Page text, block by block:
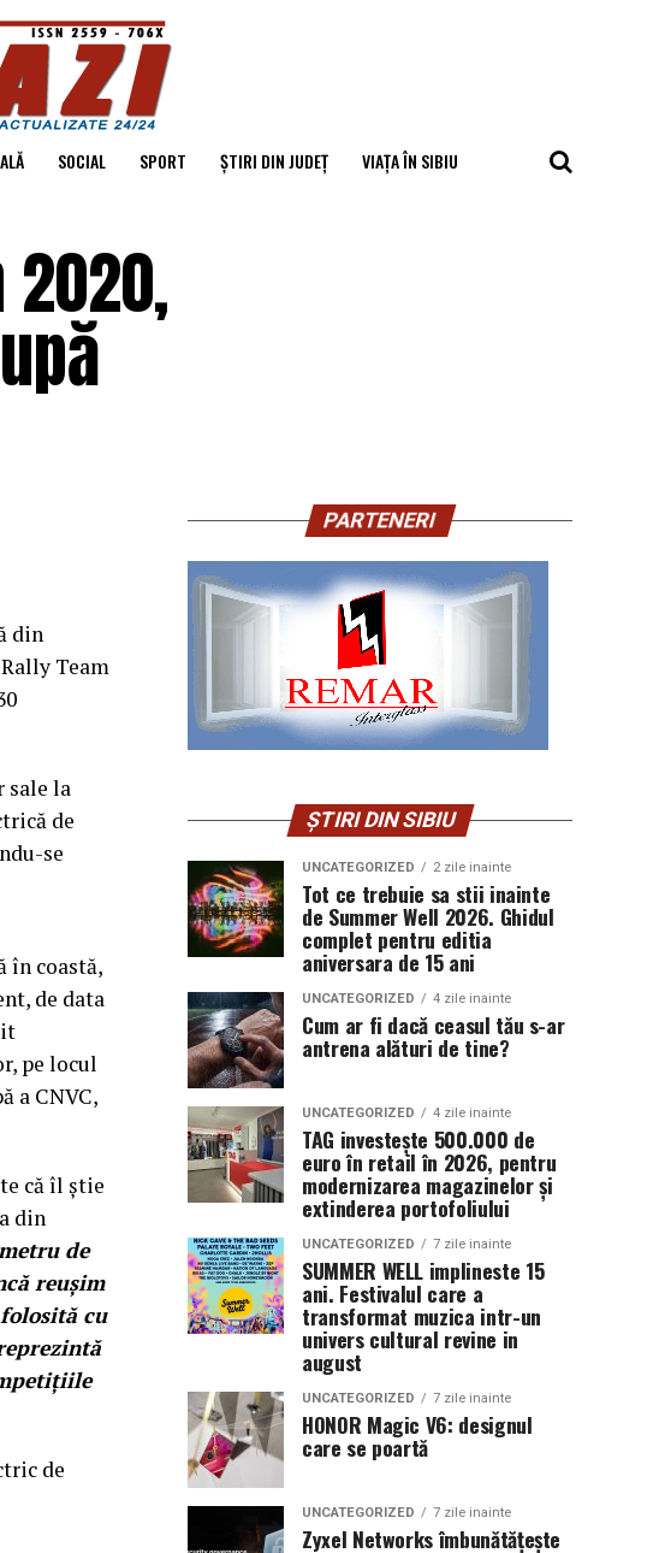
SOCIAL SPORT ȘTIRI DIN JUDEȚ VIAȚA ÎN SIBIU
din
Team
sale la
de
se
în coastă,
de data
pe locul
a CNVC,
că îl știe
din
de
reușim
cu
de
PARTENERI
ȘTIRI DIN SIBIU
UNCATEGORIZED 2 zile inainte
Tot ce trebuie sa stii inainte
de Summer Well 2026. Ghidul
complet pentru editia
aniversara de 15 ani
UNCATEGORIZED 4 zile inainte
Cum ar fi dacă ceasul tău s-ar
antrena alături de tine?
UNCATEGORIZED 4 zile inainte
TAG investește 500.000 de
euro în retail în 2026, pentru
modernizarea magazinelor și
extinderea portofoliului
UNCATEGORIZED 7 zile inainte
SUMMER WELL implineste 15
ani. Festivalul care a
transformat muzica intr-un
univers cultural revine in
august
UNCATEGORIZED 7 zile inainte
HONOR Magic V6: designul
care se poartă
UNCATEGORIZED 7 zile inainte
Zyxel Networks îmbunătățește